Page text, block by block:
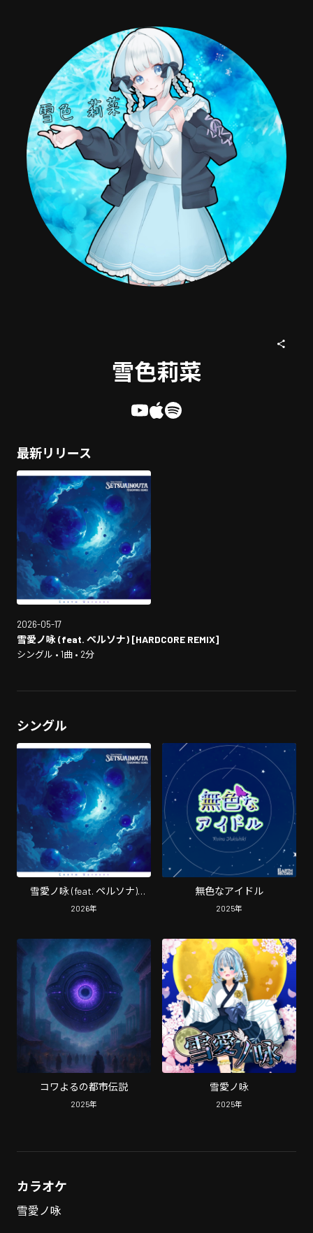
雪色莉菜
最新リリース
2026-05-17
雪愛ノ咏 (feat. ペルソナ) [HARDCORE REMIX]
シングル • 1曲 • 2分
シングル
雪愛ノ咏 (feat. ペルソナ)
[HARDCORE REMIX]
2026年
無色なアイドル
2025年
コワよるの都市伝説
2025年
雪愛ノ咏
2025年
カラオケ
雪愛ノ咏